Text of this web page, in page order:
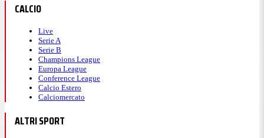
CALCIO
Live
Serie A
Serie B
Champions League
Europa League
Conference League
Calcio Estero
Calciomercato
ALTRI SPORT